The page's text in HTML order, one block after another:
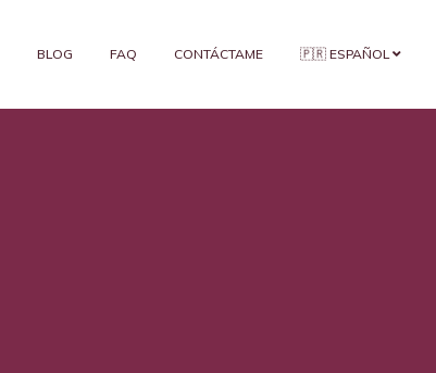
BLOG FAQ CONTÁCTAME 🇵🇷 ESPAÑOL